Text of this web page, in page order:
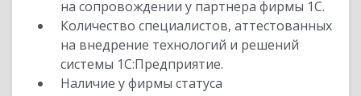
на сопровождении у партнера фирмы 1С.
Количество специалистов, аттестованных
на внедрение технологий и решений
системы 1С:Предприятие.
Наличие у фирмы статуса